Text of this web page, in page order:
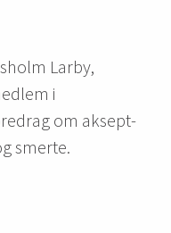
Larby,
i
om aksept-
smerte.